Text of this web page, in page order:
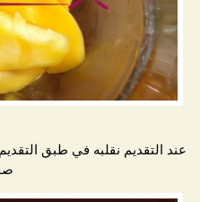
عند التقديم نقلبه في طبق